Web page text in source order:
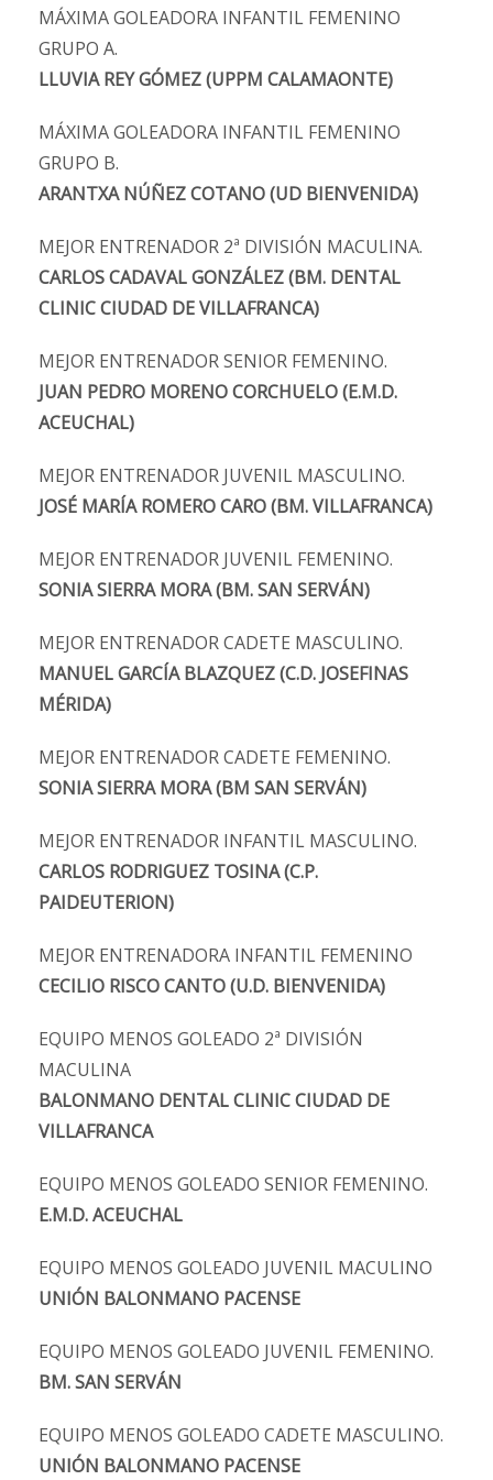
MÁXIMA GOLEADORA INFANTIL FEMENINO
GRUPO A.
LLUVIA REY GÓMEZ (UPPM CALAMAONTE)
MÁXIMA GOLEADORA INFANTIL FEMENINO
GRUPO B.
ARANTXA NÚÑEZ COTANO (UD BIENVENIDA)
MEJOR ENTRENADOR 2ª DIVISIÓN MACULINA.
CARLOS CADAVAL GONZÁLEZ (BM. DENTAL
CLINIC CIUDAD DE VILLAFRANCA)
MEJOR ENTRENADOR SENIOR FEMENINO.
JUAN PEDRO MORENO CORCHUELO (E.M.D.
ACEUCHAL)
MEJOR ENTRENADOR JUVENIL MASCULINO.
JOSÉ MARÍA ROMERO CARO (BM. VILLAFRANCA)
MEJOR ENTRENADOR JUVENIL FEMENINO.
SONIA SIERRA MORA (BM. SAN SERVÁN)
MEJOR ENTRENADOR CADETE MASCULINO.
MANUEL GARCÍA BLAZQUEZ (C.D. JOSEFINAS
MÉRIDA)
MEJOR ENTRENADOR CADETE FEMENINO.
SONIA SIERRA MORA (BM SAN SERVÁN)
MEJOR ENTRENADOR INFANTIL MASCULINO.
CARLOS RODRIGUEZ TOSINA (C.P.
PAIDEUTERION)
MEJOR ENTRENADORA INFANTIL FEMENINO
CECILIO RISCO CANTO (U.D. BIENVENIDA)
EQUIPO MENOS GOLEADO 2ª DIVISIÓN
MACULINA
BALONMANO DENTAL CLINIC CIUDAD DE
VILLAFRANCA
EQUIPO MENOS GOLEADO SENIOR FEMENINO.
E.M.D. ACEUCHAL
EQUIPO MENOS GOLEADO JUVENIL MACULINO
UNIÓN BALONMANO PACENSE
EQUIPO MENOS GOLEADO JUVENIL FEMENINO.
BM. SAN SERVÁN
EQUIPO MENOS GOLEADO CADETE MASCULINO.
UNIÓN BALONMANO PACENSE